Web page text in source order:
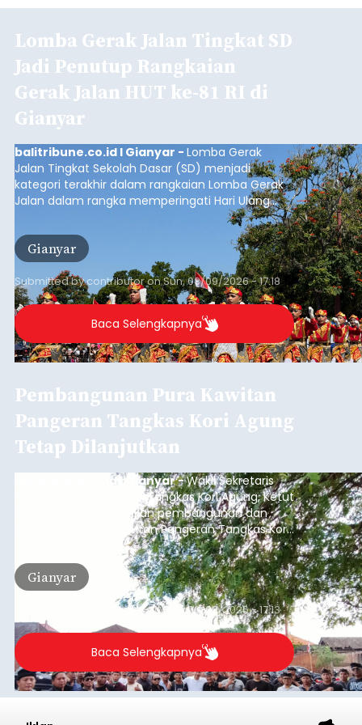
Lomba Gerak Jalan Tingkat SD
Jadi Penutup Rangkaian
Gerak Jalan HUT ke-81 RI di
Gianyar
balitribune.co.id I Gianyar - Lomba Gerak
Jalan Tingkat Sekolah Dasar (SD) menjadi
kategori terakhir dalam rangkaian Lomba Gerak
Jalan dalam rangka memperingati Hari Ulang
Tahun (HUT) ke-81 Kemerdekaan Republik
Indonesia Tahun 2026 di Kabupaten Gianyar.
Gianyar
Submitted bycontributoronSun, 08/09/2026 - 17:18
Baca Selengkapnya
Pembangunan Pura Kawitan
Pangeran Tangkas Kori Agung
Tetap Dilanjutkan
balitribune.co.id I Gianyar -Wakil Sekretaris
Pratisentana Pangeran Tangkas Kori Agung, Ketut
Sudarsana, menegaskan pembangunan dan
pemugaran Pura Kawitan Pangeran Tangkas Kori
Agung tetap dilanjutkan.
Gianyar
contributoronSun, 08/09/2026 - 17:13
Baca Selengkapnya